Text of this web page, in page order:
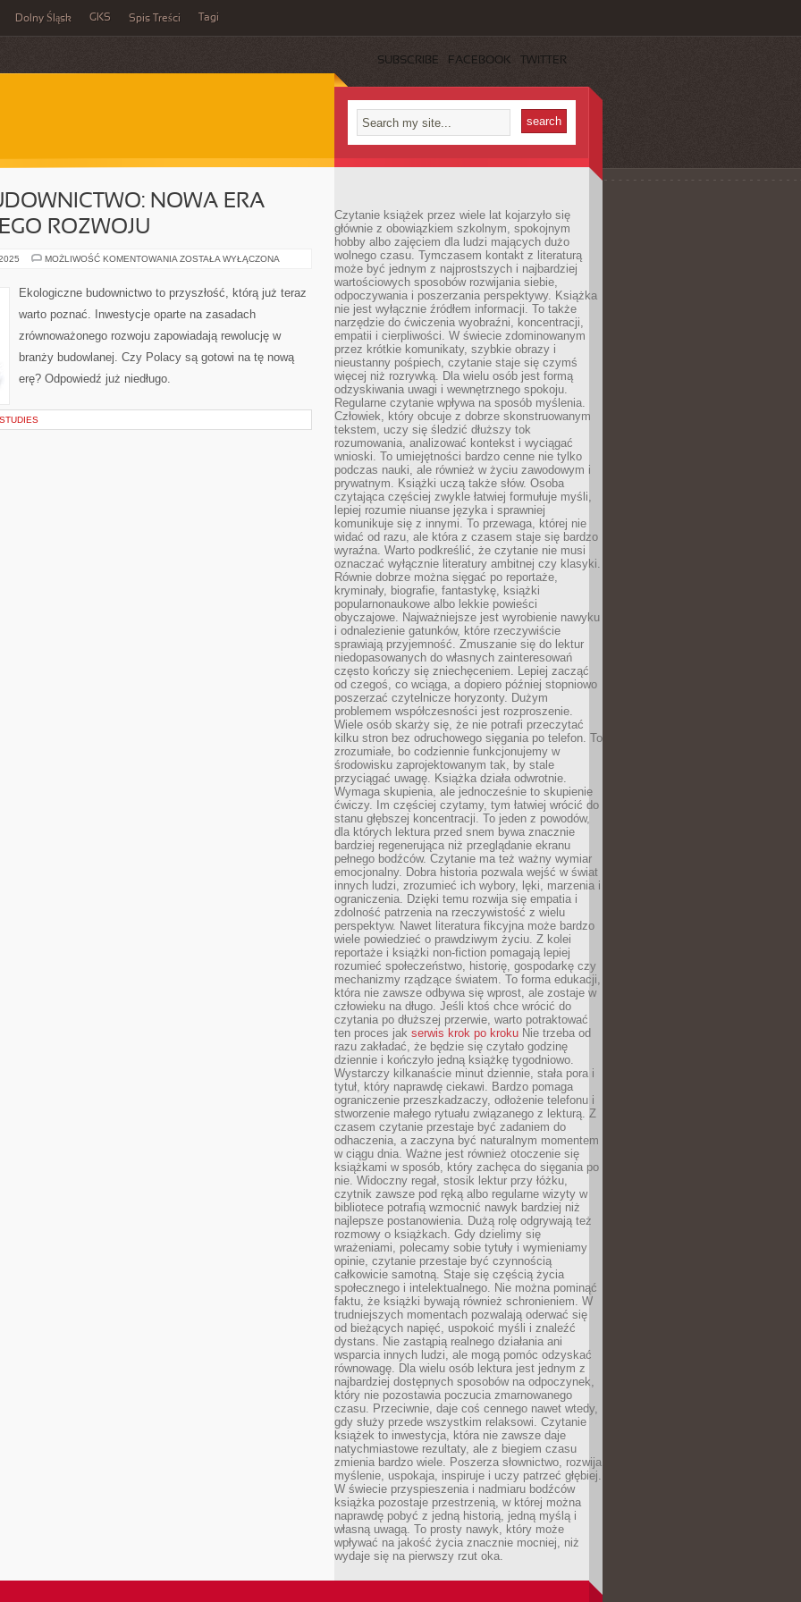
Dolny Śląsk GKS Spis Treści Tagi
SUBSCRIBE FACEBOOK TWITTER
NOWA ERA
ROZWOJU
MOŻLIWOŚĆ KOMENTOWANIA EKOLOGICZNE
ZRÓWNOWAŻONEGO
ZOSTAŁA WYŁĄCZONA
Ekologiczne budownictwo to przyszłość, którą już teraz
warto poznać. Inwestycje oparte na zasadach
zrównoważonego rozwoju zapowiadają rewolucję w
branży budowlanej. Czy Polacy są gotowi na tę nową
erę? Odpowiedź już niedługo.
Czytanie książek przez wiele lat kojarzyło się
głównie z obowiązkiem szkolnym, spokojnym
hobby albo zajęciem dla ludzi mających dużo
wolnego czasu. Tymczasem kontakt z literaturą
może być jednym z najprostszych i najbardziej
wartościowych sposobów rozwijania siebie,
odpoczywania i poszerzania perspektywy. Książka
nie jest wyłącznie źródłem informacji. To także
narzędzie do ćwiczenia wyobraźni, koncentracji,
empatii i cierpliwości. W świecie zdominowanym
przez krótkie komunikaty, szybkie obrazy i
nieustanny pośpiech, czytanie staje się czymś
więcej niż rozrywką. Dla wielu osób jest formą
odzyskiwania uwagi i wewnętrznego spokoju.
Regularne czytanie wpływa na sposób myślenia.
Człowiek, który obcuje z dobrze skonstruowanym
tekstem, uczy się śledzić dłuższy tok
rozumowania, analizować kontekst i wyciągać
wnioski. To umiejętności bardzo cenne nie tylko
podczas nauki, ale również w życiu zawodowym i
prywatnym. Książki uczą także słów. Osoba
czytająca częściej zwykle łatwiej formułuje myśli,
lepiej rozumie niuanse języka i sprawniej
komunikuje się z innymi. To przewaga, której nie
widać od razu, ale która z czasem staje się bardzo
wyraźna. Warto podkreślić, że czytanie nie musi
oznaczać wyłącznie literatury ambitnej czy klasyki.
Równie dobrze można sięgać po reportaże,
kryminały, biografie, fantastykę, książki
popularnonaukowe albo lekkie powieści
obyczajowe. Najważniejsze jest wyrobienie nawyku
i odnalezienie gatunków, które rzeczywiście
sprawiają przyjemność. Zmuszanie się do lektur
niedopasowanych do własnych zainteresowań
często kończy się zniechęceniem. Lepiej zacząć
od czegoś, co wciąga, a dopiero później stopniowo
poszerzać czytelnicze horyzonty. Dużym
problemem współczesności jest rozproszenie.
Wiele osób skarży się, że nie potrafi przeczytać
kilku stron bez odruchowego sięgania po telefon. To
zrozumiałe, bo codziennie funkcjonujemy w
środowisku zaprojektowanym tak, by stale
przyciągać uwagę. Książka działa odwrotnie.
Wymaga skupienia, ale jednocześnie to skupienie
ćwiczy. Im częściej czytamy, tym łatwiej wrócić do
stanu głębszej koncentracji. To jeden z powodów,
dla których lektura przed snem bywa znacznie
bardziej regenerująca niż przeglądanie ekranu
pełnego bodźców. Czytanie ma też ważny wymiar
emocjonalny. Dobra historia pozwala wejść w świat
innych ludzi, zrozumieć ich wybory, lęki, marzenia i
ograniczenia. Dzięki temu rozwija się empatia i
zdolność patrzenia na rzeczywistość z wielu
perspektyw. Nawet literatura fikcyjna może bardzo
wiele powiedzieć o prawdziwym życiu. Z kolei
reportaże i książki non-fiction pomagają lepiej
rozumieć społeczeństwo, historię, gospodarkę czy
mechanizmy rządzące światem. To forma edukacji,
która nie zawsze odbywa się wprost, ale zostaje w
człowieku na długo. Jeśli ktoś chce wrócić do
czytania po dłuższej przerwie, warto potraktować
ten proces jak serwis krok po kroku Nie trzeba od
razu zakładać, że będzie się czytało godzinę
dziennie i kończyło jedną książkę tygodniowo.
Wystarczy kilkanaście minut dziennie, stała pora i
tytuł, który naprawdę ciekawi. Bardzo pomaga
ograniczenie przeszkadzaczy, odłożenie telefonu i
stworzenie małego rytuału związanego z lekturą. Z
czasem czytanie przestaje być zadaniem do
odhaczenia, a zaczyna być naturalnym momentem
w ciągu dnia. Ważne jest również otoczenie się
książkami w sposób, który zachęca do sięgania po
nie. Widoczny regał, stosik lektur przy łóżku,
czytnik zawsze pod ręką albo regularne wizyty w
bibliotece potrafią wzmocnić nawyk bardziej niż
najlepsze postanowienia. Dużą rolę odgrywają też
rozmowy o książkach. Gdy dzielimy się
wrażeniami, polecamy sobie tytuły i wymieniamy
opinie, czytanie przestaje być czynnością
całkowicie samotną. Staje się częścią życia
społecznego i intelektualnego. Nie można pominąć
faktu, że książki bywają również schronieniem. W
trudniejszych momentach pozwalają oderwać się
od bieżących napięć, uspokoić myśli i znaleźć
dystans. Nie zastąpią realnego działania ani
wsparcia innych ludzi, ale mogą pomóc odzyskać
równowagę. Dla wielu osób lektura jest jednym z
najbardziej dostępnych sposobów na odpoczynek,
który nie pozostawia poczucia zmarnowanego
czasu. Przeciwnie, daje coś cennego nawet wtedy,
gdy służy przede wszystkim relaksowi. Czytanie
książek to inwestycja, która nie zawsze daje
natychmiastowe rezultaty, ale z biegiem czasu
zmienia bardzo wiele. Poszerza słownictwo, rozwija
myślenie, uspokaja, inspiruje i uczy patrzeć głębiej.
W świecie przyspieszenia i nadmiaru bodźców
książka pozostaje przestrzenią, w której można
naprawdę pobyć z jedną historią, jedną myślą i
własną uwagą. To prosty nawyk, który może
wpływać na jakość życia znacznie mocniej, niż
wydaje się na pierwszy rzut oka.